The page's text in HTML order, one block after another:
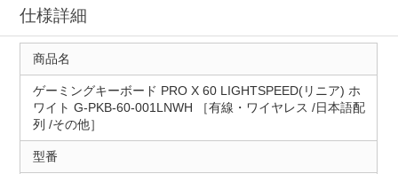
仕様詳細
商品名
ゲーミングキーボード PRO X 60 LIGHTSPEED(リニア) ホ
ワイト G-PKB-60-001LNWH ［有線・ワイヤレス /日本語配
列 /その他］
型番